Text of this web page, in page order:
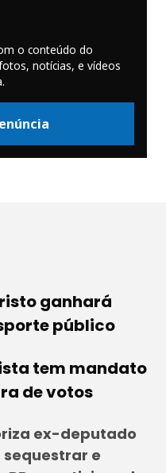
o conteúdo do
notícias, e vídeos
ganhará
público
tem mandato
de votos
ex-deputado
e